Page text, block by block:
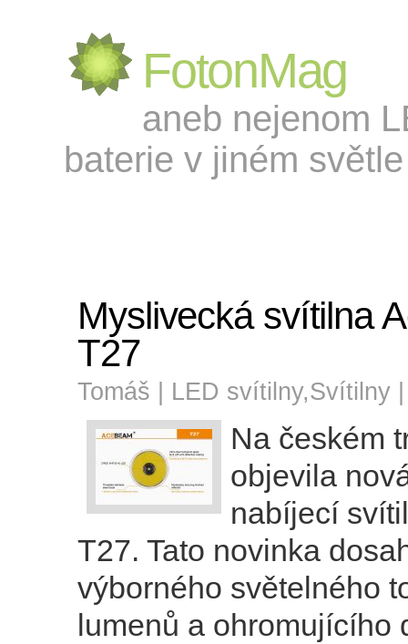
FotonMag
aneb nejenom
baterie v jiném
Myslivecká svítilna
T27
Tomáš | LED svítilny,Svítilny
Na českém
objevila
nabíjecí
T27. Tato novinka
výborného světelného
lumenů a ohromujícího